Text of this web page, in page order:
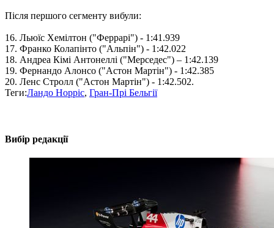
Після першого сегменту вибули:
16. Льюїс Хемілтон ("Феррарі") - 1:41.939
17. Франко Колапінто ("Альпін") - 1:42.022
18. Андреа Кімі Антонеллі ("Мерседес") – 1:42.139
19. Фернандо Алонсо ("Астон Мартін") - 1:42.385
20. Ленс Стролл ("Астон Мартін") - 1:42.502.
Теги:Ландо Норріс, Гран-Прі Бельгії
Вибір редакції